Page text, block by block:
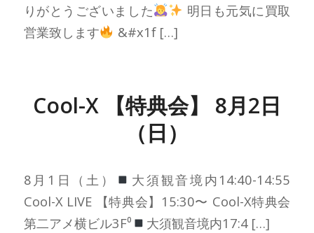
りがとうございました
明日も元気に買取
営業致します
&#x1f […]
Cool-X 【特典会】 8月2日
（日）
8月1日（土）
大須観音境内14:40-14:55
Cool-X LIVE 【特典会】15:30〜 Cool-X特典会
第二アメ横ビル3F⁰
大須観音境内17:4 […]